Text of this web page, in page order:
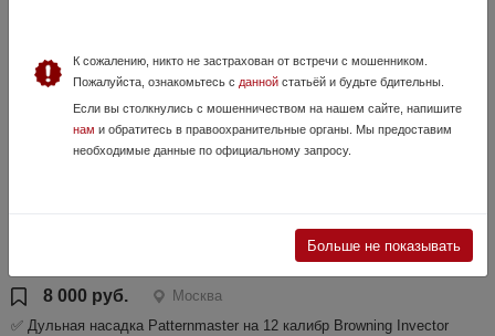
8 000 руб.
Москва
✅ Дульная насадка Patternmaster на 12 калибр Browning Invector
К сожалению, никто не застрахован от встречи с мошенником.
Пожалуйста, ознакомьтесь с даннойстатьёй и будьте бдительны.
Если вы столкнулись с мошенничеством на нашем сайте, напишите
нам и обратитесь в правоохранительные органы. Мы предоставим
необходимые данные по официальному запросу.
Больше не показывать